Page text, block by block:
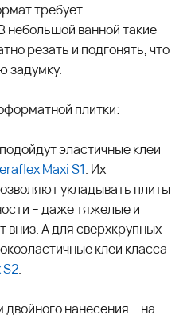
требует
небольшой ванной такие
резать и подгонять, что
задумку.
плитки:
эластичные клеи
Maxi S1. Их
укладывать плиты
– даже тяжелые и
вниз. А для сверхкрупных
клеи класса
.
нанесения – на